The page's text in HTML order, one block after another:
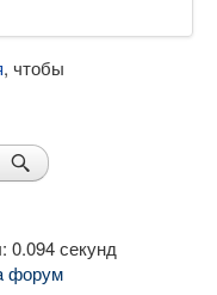
, чтобы
0.094 секунд
форум